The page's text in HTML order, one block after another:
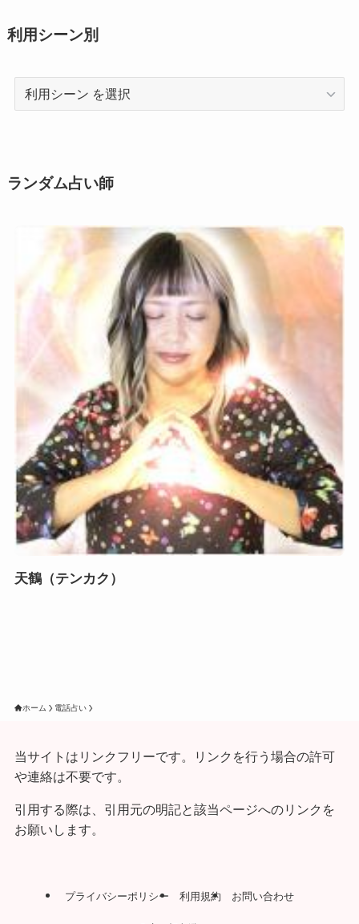
利用シーン別
利
用
ン
ランダム占い師
天鶴（テンカク）
ホーム 電話占い
当サイトはリンクフリーです。リンクを行う場合の許可
や連絡は不要です。
引用する際は、引用元の明記と該当ページへのリンクを
お願いします。
プライバシーポリシー 利用規約 お問い合わせ